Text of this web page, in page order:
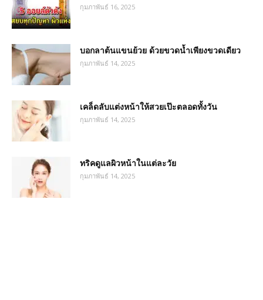
กุมภาพันธ์ 16, 2025
บอกลาต้นแขนย้วย ด้วยขวดน้ำเพียงขวดเดียว
กุมภาพันธ์ 14, 2025
เคล็ดลับแต่งหน้าให้สวยเป๊ะตลอดทั้งวัน
กุมภาพันธ์ 14, 2025
ทริคดูแลผิวหน้าในแต่ละวัย
กุมภาพันธ์ 14, 2025